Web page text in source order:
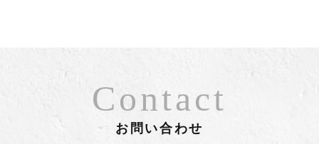
Contact
お問い合わせ